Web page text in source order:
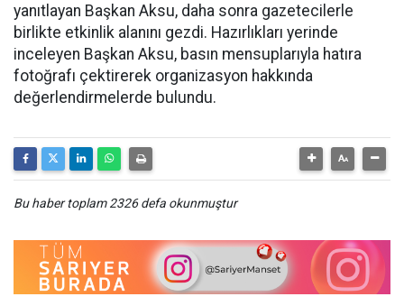
yanıtlayan Başkan Aksu, daha sonra gazetecilerle
birlikte etkinlik alanını gezdi. Hazırlıkları yerinde
inceleyen Başkan Aksu, basın mensuplarıyla hatıra
fotoğrafı çektirerek organizasyon hakkında
değerlendirmelerde bulundu.
Bu haber toplam 2326 defa okunmuştur